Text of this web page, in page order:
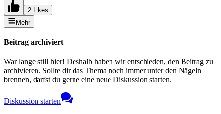
2 Likes
Mehr
Beitrag archiviert
War lange still hier! Deshalb haben wir entschieden, den Beitrag zu
archivieren. Sollte dir das Thema noch immer unter den Nägeln
brennen, darfst du gerne eine neue Diskussion starten.
Diskussion starten